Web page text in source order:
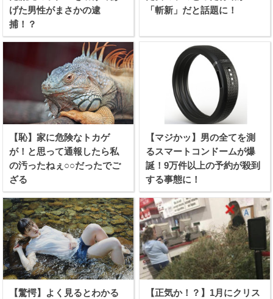
げた男性がまさかの逮
捕！？
「斬新」だと話題に！
【恥】家に危険なトカゲ
が！と思って通報したら私
の汚ったねぇ○○だったでご
ざる
【マジかッ】男の全てを測
るスマートコンドームが爆
誕！9万件以上の予約が殺到
する事態に！
【驚愕】よく見るとわかる
【正気か！？】1月にクリス